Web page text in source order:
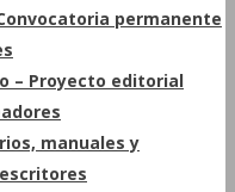
permanente
– Proyecto editorial
manuales y